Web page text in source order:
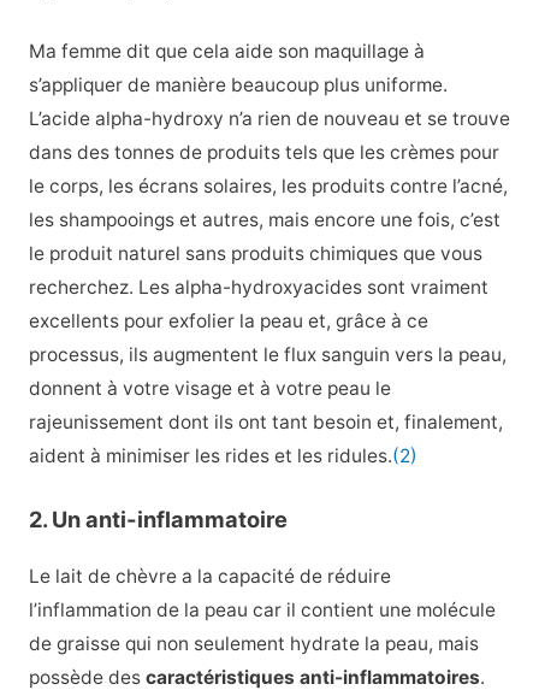
Ma femme dit que cela aide son maquillage à
s’appliquer de manière beaucoup plus uniforme.
L’acide alpha-hydroxy n’a rien de nouveau et se trouve
dans des tonnes de produits tels que les crèmes pour
le corps, les écrans solaires, les produits contre l’acné,
les shampooings et autres, mais encore une fois, c’est
le produit naturel sans produits chimiques que vous
recherchez. Les alpha-hydroxyacides sont vraiment
excellents pour exfolier la peau et, grâce à ce
processus, ils augmentent le flux sanguin vers la peau,
donnent à votre visage et à votre peau le
rajeunissement dont ils ont tant besoin et, finalement,
aident à minimiser les rides et les ridules.(2)
2. Un anti-inflammatoire
Le lait de chèvre a la capacité de réduire
l’inflammation de la peau car il contient une molécule
de graisse qui non seulement hydrate la peau, mais
possède des caractéristiques anti-inflammatoires.